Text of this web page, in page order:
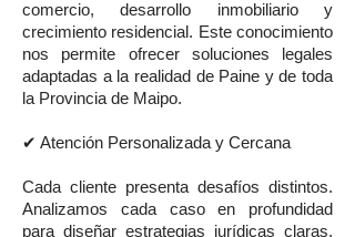
comercio, desarrollo inmobiliario y
crecimiento residencial. Este conocimiento
nos permite ofrecer soluciones legales
adaptadas a la realidad de Paine y de toda
la Provincia de Maipo.
✔ Atención Personalizada y Cercana
Cada cliente presenta desafíos distintos.
Analizamos cada caso en profundidad
para diseñar estrategias jurídicas claras,